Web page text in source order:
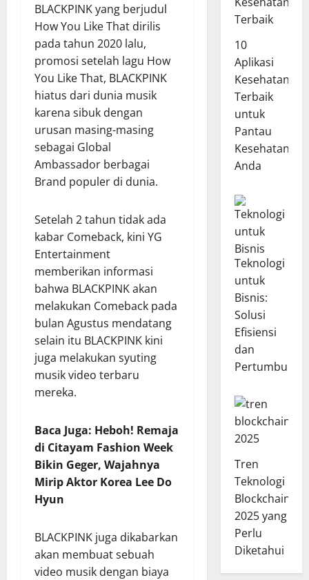
BLACKPINK yang berjudul
How You Like That dirilis
pada tahun 2020 lalu,
promosi setelah lagu How
You Like That, BLACKPINK
hiatus dari dunia musik
karena sibuk dengan
urusan masing-masing
sebagai Global
Ambassador berbagai
Brand populer di dunia.
Setelah 2 tahun tidak ada
kabar Comeback, kini YG
Entertainment
memberikan informasi
bahwa BLACKPINK akan
melakukan Comeback pada
bulan Agustus mendatang
selain itu BLACKPINK kini
juga melakukan syuting
musik video terbaru
mereka.
Baca Juga: Heboh! Remaja
di Citayam Fashion Week
Bikin Geger, Wajahnya
Mirip Aktor Korea Lee Do
Hyun
BLACKPINK juga dikabarkan
akan membuat sebuah
video musik dengan biaya
10
Aplikasi
Kesehatan
Terbaik
untuk
Pantau
Kesehatan
Anda
Teknologi
untuk
Bisnis:
Solusi
Efisiensi
dan
Pertumbuhan
Tren
Teknologi
Blockchain
2025 yang
Perlu
Diketahui